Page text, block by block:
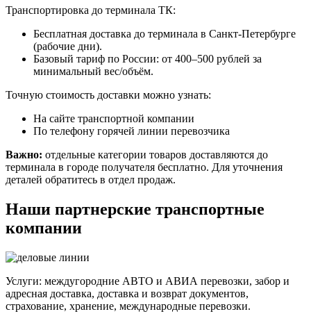
Транспортировка до терминала ТК:
Бесплатная доставка до терминала в Санкт-Петербурге
(рабочие дни).
Базовый тариф по России: от 400–500 рублей за
минимальный вес/объём.
Точную стоимость доставки можно узнать:
На сайте транспортной компании
По телефону горячей линии перевозчика
Важно: отдельные категории товаров доставляются до
терминала в городе получателя бесплатно. Для уточнения
деталей обратитесь в отдел продаж.
Наши партнерские транспортные
компании
Услуги: междугородние АВТО и АВИА перевозки, забор и
адресная доставка, доставка и возврат документов,
страхование, хранение, международные перевозки.